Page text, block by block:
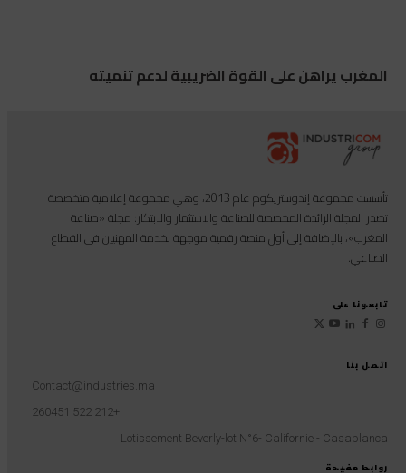
المغرب يراهن على القوة الضريبية لدعم تنميته
روابط مفيدة
اتصل بنا
Contact@industries.ma
+212 522 260451
Lotissement Beverly-lot N°6- Californie - Casablanca
تأسست مجموعة إندوستريكوم عام 2013، وهي مجموعة إعلامية متخصصة
تصدر المجلة الرائدة المخصصة للصناعة والاستثمار والابتكار: مجلة «صناعة
المغرب»، بالإضافة إلى أول منصة رقمية موجهة لخدمة المهنيين في القطاع
الصناعي.
تابعونا على